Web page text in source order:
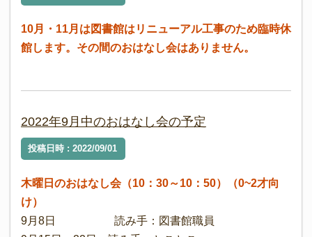
10月・11月は図書館はリニューアル工事のため臨時休
館します。その間のおはなし会はありません。
2022年9月中のおはなし会の予定
投稿日時 : 2022/09/01
木曜日のおはなし会（10：30～10：50）（0~2才向
け）
9月8日 読み手：図書館職員